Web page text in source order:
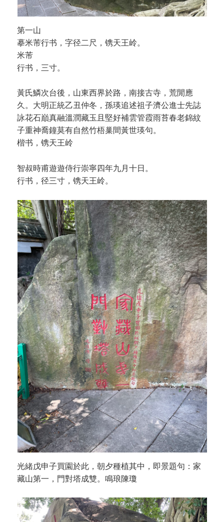
第一山
摹米芾行书，字径二尺，镌天王岭。
米芾
行书，三寸。
黃氏鱗次台後，山東西界於路，南接古寺，荒閒應
久。大明正統乙丑仲冬，孫瑛追述祖子濟公進士先誌
詠花石巔真融溫潤藏玉且堅好補雲管霞雨苔春老錦紋
子重神喬鐘莫有自然竹梧巢間黃世瑛句。
楷书，镌天王岭
智叔時甫遊遊侍行崇寧四年九月十日。
行书，径三寸，镌天王岭。
光緒戊申子買園於此，朝夕種植其中，即景題句：家
藏山第一，門對塔成雙。鳴琅陳瓊